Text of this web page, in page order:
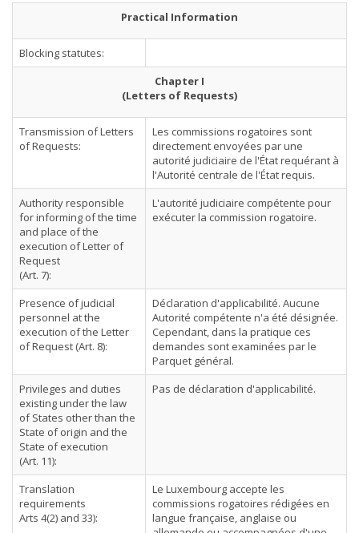
Practical Information
Blocking statutes:
Chapter I
(Letters of Requests)
Transmission of Letters
of Requests:
Les commissions rogatoires sont
directement envoyées par une
autorité judiciaire de l'État requérant à
l'Autorité centrale de l'État requis.
Authority responsible
for informing of the time
and place of the
execution of Letter of
Request
(Art. 7):
L'autorité judiciaire compétente pour
exécuter la commission rogatoire.
Presence of judicial
personnel at the
execution of the Letter
of Request (Art. 8):
Déclaration d'applicabilité. Aucune
Autorité compétente n'a été désignée.
Cependant, dans la pratique ces
demandes sont examinées par le
Parquet général.
Privileges and duties
existing under the law
of States other than the
State of origin and the
State of execution
(Art. 11):
Pas de déclaration d'applicabilité.
Translation
requirements
Arts 4(2) and 33):
Le Luxembourg accepte les
commissions rogatoires rédigées en
langue française, anglaise ou